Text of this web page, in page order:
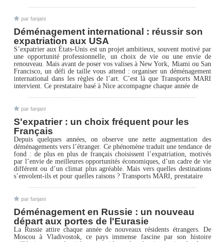
par fanjani
Déménagement international : réussir son
expatriation aux USA
S’expatrier aux États-Unis est un projet ambitieux, souvent motivé par
une opportunité professionnelle, un choix de vie ou une envie de
renouveau. Mais avant de poser vos valises à New York, Miami ou San
Francisco, un défi de taille vous attend : organiser un déménagement
international dans les règles de l’art. C’est là que Transports MARI
intervient. Ce prestataire basé à Nice accompagne chaque année de
par fanjani
S'expatrier : un choix fréquent pour les
Français
Depuis quelques années, on observe une nette augmentation des
déménagements vers l’étranger. Ce phénomène traduit une tendance de
fond : de plus en plus de français choisissent l’expatriation, motivés
par l’envie de meilleures opportunités économiques, d’un cadre de vie
différent ou d’un climat plus agréable. Mais vers quelles destinations
s’envolent-ils et pour quelles raisons ? Transports MARI, prestataire
par fanjani
Déménagement en Russie : un nouveau
départ aux portes de l'Eurasie
La Russie attire chaque année de nouveaux résidents étrangers. De
Moscou à Vladivostok, ce pays immense fascine par son histoire